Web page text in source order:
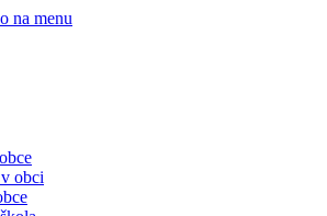
na menu
obci